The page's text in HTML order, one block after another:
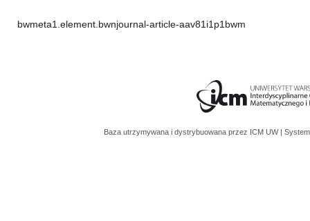
bwmeta1.element.bwnjournal-article-aav81i1p1bwm
Baza utrzymywana i dystrybuowana przez ICM UW |